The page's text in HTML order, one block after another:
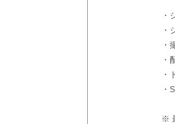
・
・
・
・
・
・
※